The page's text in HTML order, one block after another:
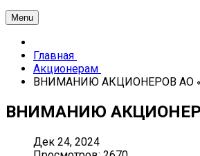
Menu
Главная
Акционерам
ВНИМАНИЮ АКЦИОНЕРОВ АО
ВНИМАНИЮ
Дек 24, 2024